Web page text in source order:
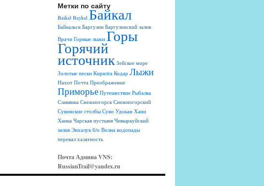
Метки по сайту
Baikal Baykal Байкал
Байкальск Баргузин Баргузинский залив
Врачи Горные лыжи Горы
Горячий
источник Зейское море
Золотые пески Кирялта Кодар Лыжи
Нахот Почта Преображение
Приморье Путешествие Рыбалка
Славянка Снежногорск Снежногорский
Сувинские столбы Суво Удокан Хани
Ханка Чарская пустыня Чивыркуйский
залив Энхалук б/о Волна водопады
перевал халатность
Почта Админа VNS:
RussianTrail@yandex.ru